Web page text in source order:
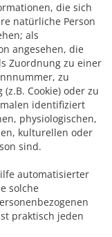
die sich
natürliche Person
als
angesehen, die
Zuordnung zu einer
zu
Cookie) oder zu
identifiziert
physiologischen,
kulturellen oder
sind.
automatisierter
solche
praktisch jeden